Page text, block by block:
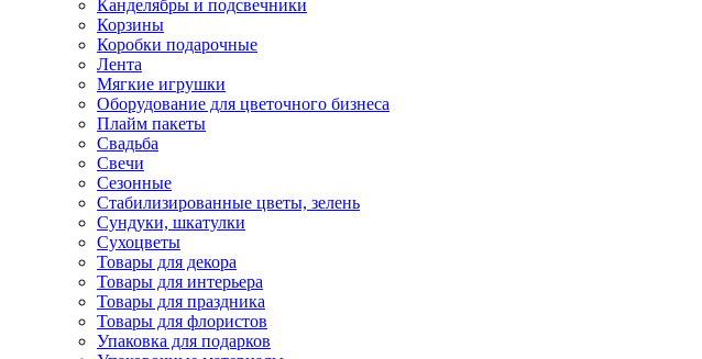
Канделябры и подсвечники
Корзины
Коробки подарочные
Лента
Мягкие игрушки
Оборудование для цветочного бизнеса
Плайм пакеты
Свадьба
Свечи
Сезонные
Стабилизированные цветы, зелень
Сундуки, шкатулки
Сухоцветы
Товары для декора
Товары для интерьера
Товары для праздника
Товары для флористов
Упаковка для подарков